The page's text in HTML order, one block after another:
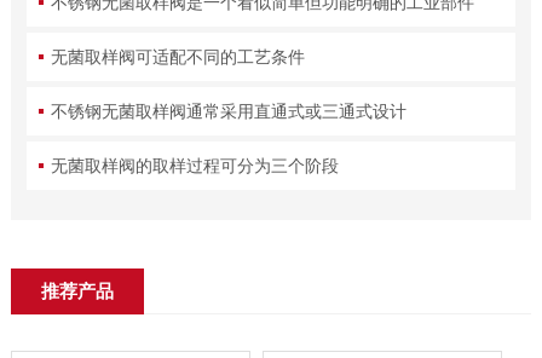
无菌取样阀可适配不同的工艺条件
不锈钢无菌取样阀通常采用直通式或三通式设计
无菌取样阀的取样过程可分为三个阶段
推荐产品